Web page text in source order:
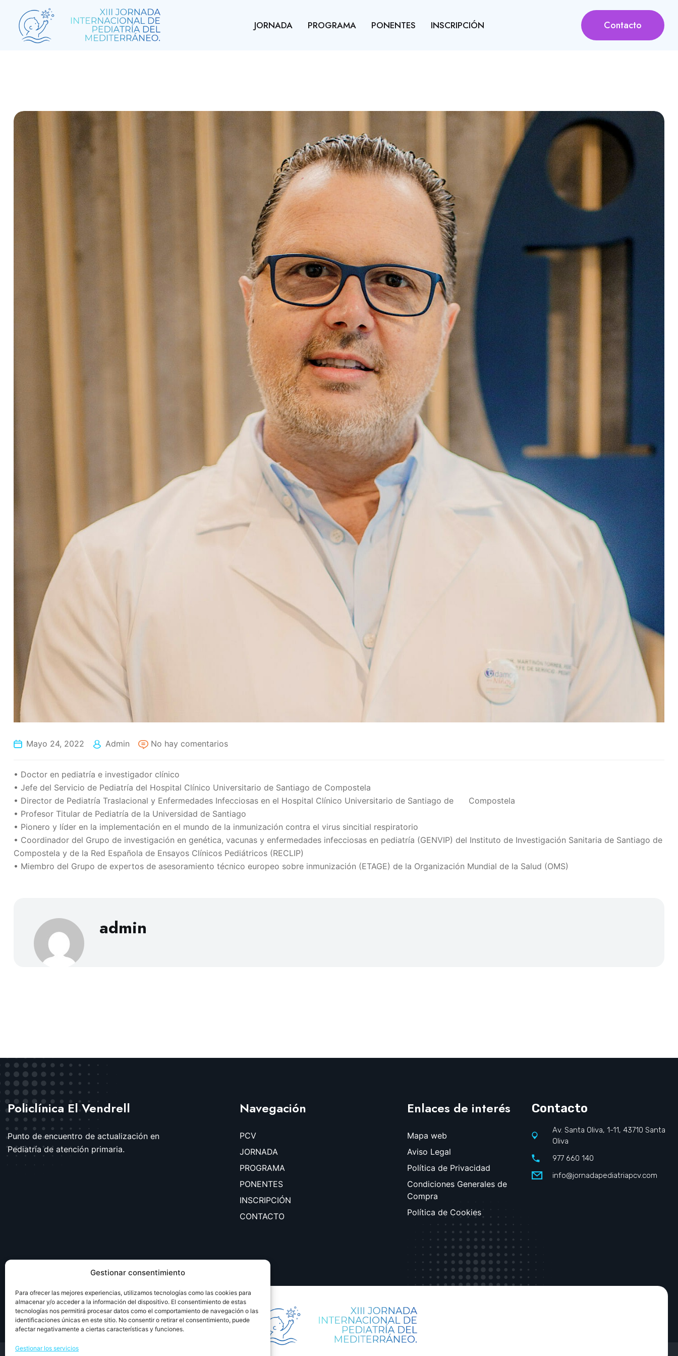
Gestionar consentimiento
Para ofrecer las mejores experiencias, utilizamos tecnologías como las cookies para
almacenar y/o acceder a la información del dispositivo. El consentimiento de estas
tecnologías nos permitirá procesar datos como el comportamiento de navegación o las
identificaciones únicas en este sitio. No consentir o retirar el consentimiento, puede
afectar negativamente a ciertas características y funciones.
Gestionar los servicios
JORNADA PROGRAMA PONENTES INSCRIPCIÓN Contacto
Mayo 24, 2022 Admin No hay comentarios
• Doctor en pediatría e investigador clínico
• Jefe del Servicio de Pediatría del Hospital Clínico Universitario de Santiago de Compostela
• Director de Pediatría Traslacional y Enfermedades Infecciosas en el Hospital Clínico Universitario de Santiago de Compostela
• Profesor Titular de Pediatría de la Universidad de Santiago
• Pionero y líder en la implementación en el mundo de la inmunización contra el virus sincitial respiratorio
• Coordinador del Grupo de investigación en genética, vacunas y enfermedades infecciosas en pediatría (GENVIP) del Instituto de Investigación Sanitaria de Santiago de
Compostela y de la Red Española de Ensayos Clínicos Pediátricos (RECLIP)
• Miembro del Grupo de expertos de asesoramiento técnico europeo sobre inmunización (ETAGE) de la Organización Mundial de la Salud (OMS)
admin
Policlínica El Vendrell
Punto de encuentro de actualización en
Pediatría de atención primaria.
Navegación
PCV
JORNADA
PROGRAMA
PONENTES
INSCRIPCIÓN
CONTACTO
Enlaces de interés
Mapa web
Aviso Legal
Política de Privacidad
Condiciones Generales de
Compra
Política de Cookies
Contacto
Av. Santa Oliva, 1-11, 43710 Santa
Oliva
977 660 140
info@jornadapediatriapcv.com